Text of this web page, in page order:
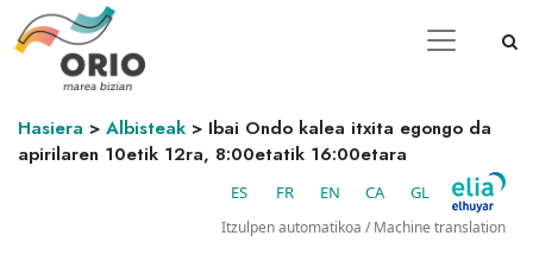
Hasiera > Albisteak > Ibai Ondo kalea itxita egongo da
apirilaren 10etik 12ra, 8:00etatik 16:00etara
ES FR EN CA GL
Itzulpen automatikoa / Machine translation